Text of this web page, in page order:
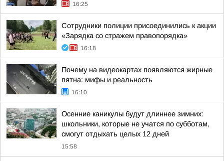
16:25
Сотрудники полиции присоединились к акции
«Зарядка со стражем правопорядка»
16:18
Почему на видеокартах появляются жирные
пятна: мифы и реальность
16:10
Осенние каникулы будут длиннее зимних:
школьники, которые не учатся по субботам,
смогут отдыхать целых 12 дней
15:58